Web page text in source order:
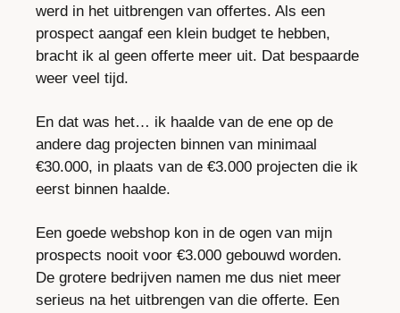
werd in het uitbrengen van offertes. Als een
prospect aangaf een klein budget te hebben,
bracht ik al geen offerte meer uit. Dat bespaarde
weer veel tijd.
En dat was het… ik haalde van de ene op de
andere dag projecten binnen van minimaal
€30.000, in plaats van de €3.000 projecten die ik
eerst binnen haalde.
Een goede webshop kon in de ogen van mijn
prospects nooit voor €3.000 gebouwd worden.
De grotere bedrijven namen me dus niet meer
serieus na het uitbrengen van die offerte. Een